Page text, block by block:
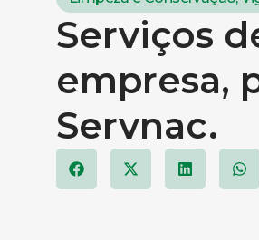
Serviços
empresa,
Servnac.